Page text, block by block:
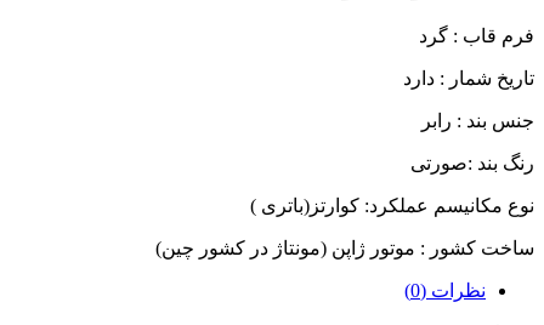
فرم قاب : گرد
تاریخ شمار : دارد
جنس بند : رابر
رنگ بند :صورتی
نوع مکانیسم عملکرد: کوارتز(باتری )
ساخت کشور : موتور ژاپن (مونتاژ در کشور چین)
نظرات (0)